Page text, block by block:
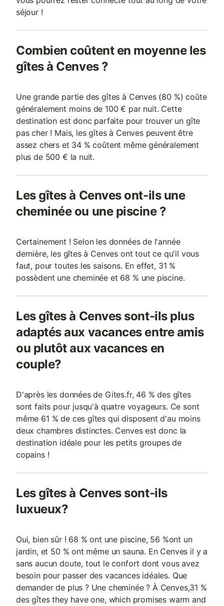
séjour !
Combien coûtent en moyenne les
gîtes à Cenves ?
Une grande partie des gîtes à Cenves (80 %) coûte
généralement moins de 100 € par nuit. Cette
destination est donc parfaite pour trouver un gîte
pas cher ! Mais, les gîtes à Cenves peuvent être
assez chers et 34 % coûtent même généralement
plus de 500 € la nuit.
Les gîtes à Cenves ont-ils une
cheminée ou une piscine ?
Certainement ! Selon les données de l'année
dernière, les gîtes à Cenves ont tout ce qu'il vous
faut, pour toutes les saisons. En effet, 31 %
possèdent une cheminée et 68 % une piscine.
Les gîtes à Cenves sont-ils plus
adaptés aux vacances entre amis
ou plutôt aux vacances en
couple?
D'après les données de Gites.fr, 46 % des gîtes
sont faits pour jusqu'à quatre voyageurs. Ce sont
même 61 % de ces gîtes qui disposent d'au moins
deux chambres distinctes. Cenves est donc la
destination idéale pour les petits groupes de
copains !
Les gîtes à Cenves sont-ils
luxueux?
Oui, bien sûr ! 68 % ont une piscine, 56 %ont un
jardin, et 50 % ont même un sauna. En Cenves il y a
sans aucun doute, tout le confort dont vous avez
besoin pour passer des vacances idéales. Que
demander de plus ? Une cheminée ? À Cenves,31 %
des gîtes they have one, which promises warm and